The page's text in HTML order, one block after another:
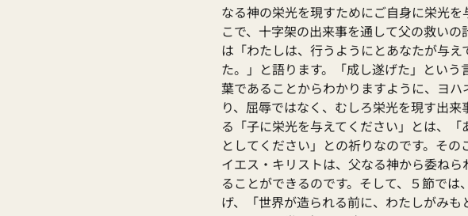
なる神の栄光を現すためにご自身に栄光
こで、十字架の出来事を通して父の救い
は「わたしは、行うようにとあなたが与
た。」と語ります。「成し遂げた」とい
葉であることからわかりますように、ヨ
り、屈辱ではなく、むしろ栄光を現す出
る「子に栄光を与えてください」とは、
としてください」との祈りなのです。そ
イエス・キリストは、父なる神から委ね
ることができるのです。そして、５節で
げ、「世界が造られる前に、わたしがみ